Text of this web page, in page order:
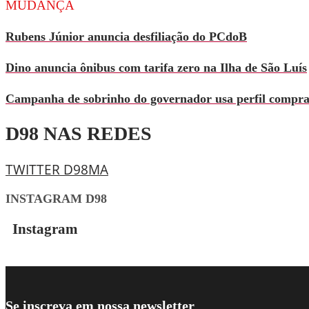
MUDANÇA
Rubens Júnior anuncia desfiliação do PCdoB
Dino anuncia ônibus com tarifa zero na Ilha de São Luís
Campanha de sobrinho do governador usa perfil
D98 NAS REDES
TWITTER D98MA
INSTAGRAM D98
Instagram
Se inscreva em nossa newsletter